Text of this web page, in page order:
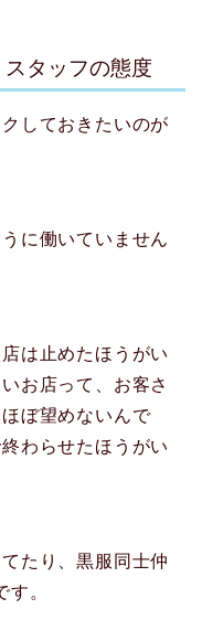
タッフの態度
しておきたいのが
に働いていません
は止めたほうがい
お店って、お客さ
ぼ望めないんで
わらせたほうがい
たり、黒服同士仲
。